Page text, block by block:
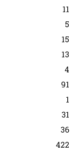
11
5
15
13
4
91
1
31
36
422